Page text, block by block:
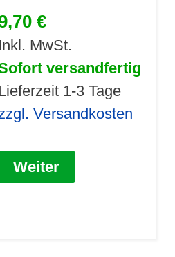
€
Inkl. MwSt.
versandfertig
1-3 Tage
Versandkosten
Weiter